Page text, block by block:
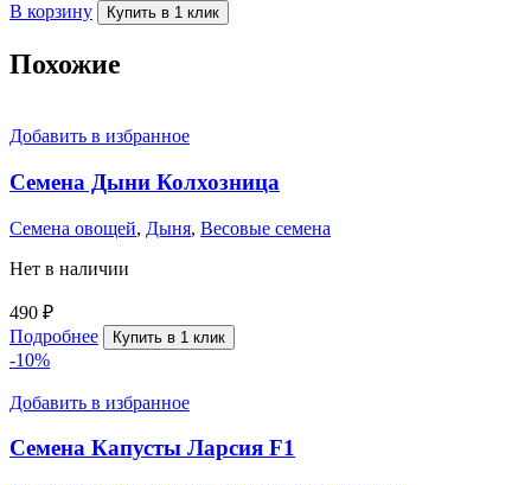
В корзину
Купить в 1 клик
Похожие
Добавить в избранное
Семена Дыни Колхозница
Семена овощей, Дыня, Весовые семена
Нет в наличии
490 ₽
Подробнее
Купить в 1 клик
-10%
Добавить в избранное
Семена Капусты Ларсия F1